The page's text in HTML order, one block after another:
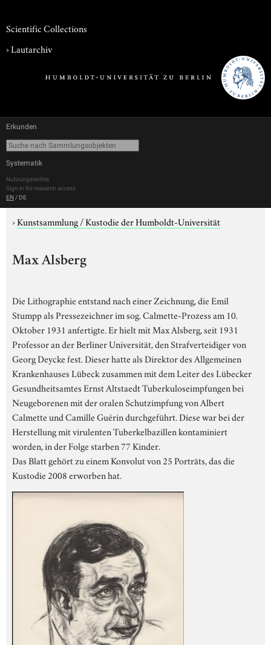
Scientific Collections
›Lautarchiv
Erkunden
Systematik
Nutzungsrechte
Sign in for research access
EN / DE
›Kunstsammlung / Kustodie der Humboldt-Universität
Max Alsberg
Die Lithographie entstand nach einer Zeichnung, die Emil
Stumpp als Pressezeichner im sog. Calmette-Prozess am 10.
Oktober 1931 anfertigte. Er hielt mit Max Alsberg, seit 1931
Professor an der Berliner Universität, den Strafverteidiger von
Georg Deycke fest. Dieser hatte als Direktor des Allgemeinen
Krankenhauses Lübeck zusammen mit dem Leiter des Lübecker
Gesundheitsamtes Ernst Altstaedt Tuberkuloseimpfungen bei
Neugeborenen mit der oralen Schutzimpfung von Albert
Calmette und Camille Guérin durchgeführt. Diese war bei der
Herstellung mit virulenten Tuberkelbazillen kontaminiert
worden, in der Folge starben 77 Kinder.
Das Blatt gehört zu einem Konvolut von 25 Porträts, das die
Kustodie 2008 erworben hat.